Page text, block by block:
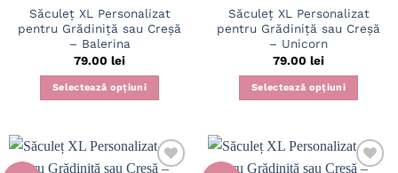
Săculeț XL Personalizat
pentru Grădiniță sau Creșă
– Balerina
79.00 lei
Selectează opțiuni
Săculeț XL Personalizat
pentru Grădiniță sau Creșă
– Unicorn
79.00 lei
Selectează opțiuni